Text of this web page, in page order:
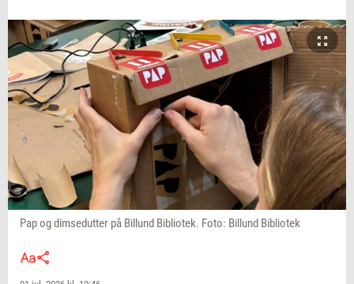
Pap og dimsedutter på Billund Bibliotek. Foto: Billund Bibliotek